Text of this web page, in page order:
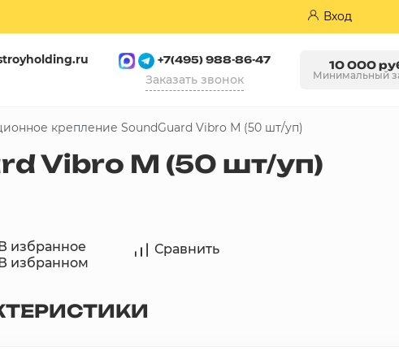
Вход
+7(495) 988-86-47
Заказать звонок
10 000
Минимальный
Пазогребневые плиты (ПГП)
крепление SoundGuard Vibro М (50 шт/уп)
Vibro М (50 шт/уп)
избранное
избранном
Сравнить